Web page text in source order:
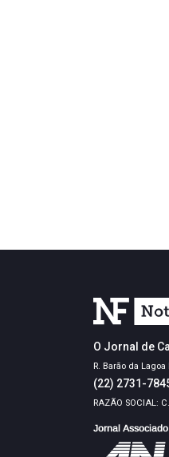
O Jornal de
R. Barão da
(22) 2731-
RAZÃO SOCIAL: